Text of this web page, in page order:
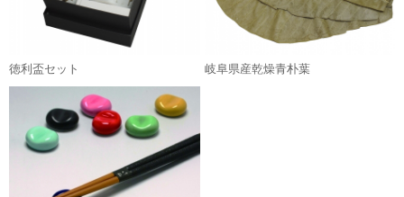
徳利盃セット 岐阜県産乾燥青朴葉